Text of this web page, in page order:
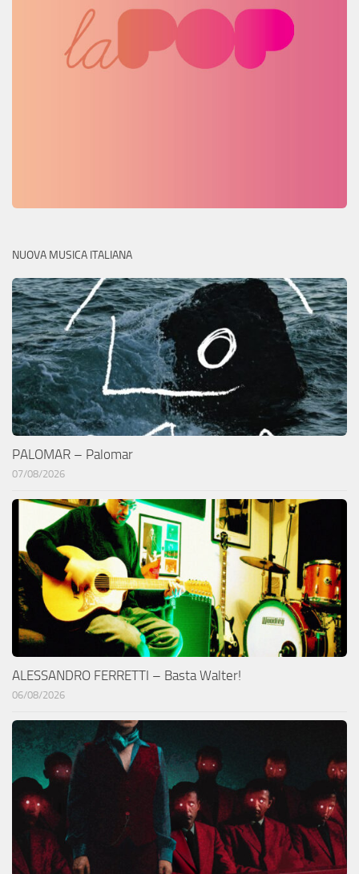
NUOVA MUSICA ITALIANA
PALOMAR – Palomar
07/08/2026
ALESSANDRO FERRETTI – Basta Walter!
06/08/2026